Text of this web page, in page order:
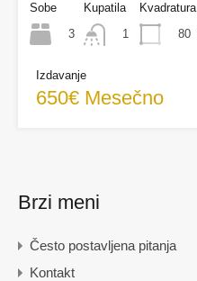
Sobe
3
Kupatila
1
Kvadratura
80
Izdavanje
650€ Mesečno
Brzi meni
Često postavljena pitanja
Kontakt